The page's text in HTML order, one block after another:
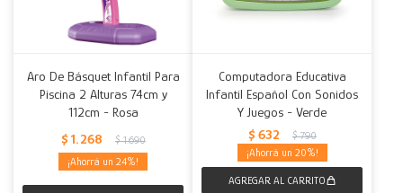
Aro De Básquet Infantil Para
Piscina 2 Alturas 74cm y
112cm - Rosa
$ 1.268 $ 1.690
24
Computadora Educativa
Infantil Español Con Sonidos
Y Juegos - Verde
$ 632 $ 790
20